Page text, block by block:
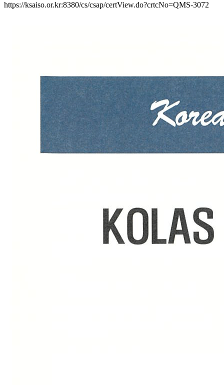
https://ksaiso.or.kr:8380/cs/csap/certView.do?crtcNo=QMS-3072